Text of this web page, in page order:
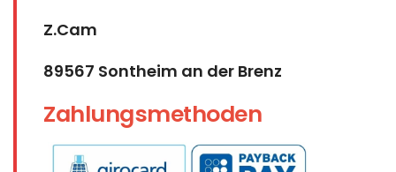
Z.Cam
89567 Sontheim an der Brenz
Zahlungsmethoden